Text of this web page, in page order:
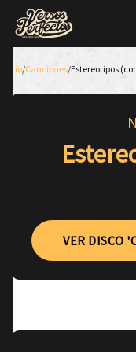
Inicio/Canciones/Estereotipos
VER DISCO